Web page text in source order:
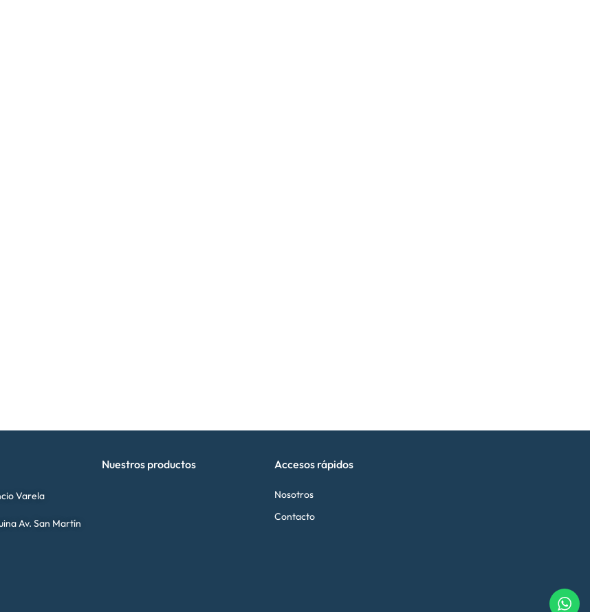
Varela
Av. San Martín
Nuestros productos Accesos rápidos
Nosotros
Contacto